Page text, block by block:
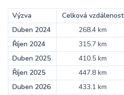
Výzva Celková vzdálenost
Duben 2024
268.4 km
Říjen 2024 315.7 km
Duben 2025 410.5 km
Říjen 2025 447.8 km
Duben 2026 433.1 km